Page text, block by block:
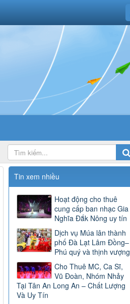
Tin xem nhiều
Hoạt động cho thuê
cung cấp ban nhạc Gia
Nghĩa Đắk Nông uy tín
Dịch vụ Múa lân thành
phố Đà Lạt Lâm Đồng–
Phú quý và thịnh vượng
Cho Thuê MC, Ca Sĩ,
Vũ Đoàn, Nhóm Nhảy
Tại Tân An Long An – Chất Lượng
Và Uy Tín